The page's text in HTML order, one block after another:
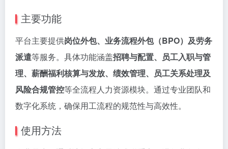
主要功能
平台主要提供岗位外包、业务流程外包（BPO）及劳务
派遣等服务。具体功能涵盖招聘与配置、员工入职与管
理、薪酬福利核算与发放、绩效管理、员工关系处理及
风险合规管控等全流程人力资源模块。通过专业团队和
数字化系统，确保用工流程的规范性与高效性。
使用方法